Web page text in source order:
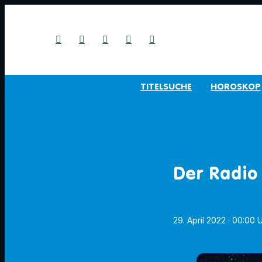
TITELSUCHE HOROSKOP
Der
29. April 2022 · 00:00